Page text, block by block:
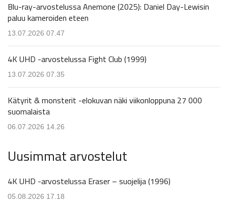
Blu-ray-arvostelussa Anemone (2025): Daniel Day-Lewisin
paluu kameroiden eteen
13.07.2026 07.47
4K UHD -arvostelussa Fight Club (1999)
13.07.2026 07.35
Kätyrit & monsterit -elokuvan näki viikonloppuna 27 000
suomalaista
06.07.2026 14.26
Uusimmat arvostelut
4K UHD -arvostelussa Eraser – suojelija (1996)
05.08.2026 17.18